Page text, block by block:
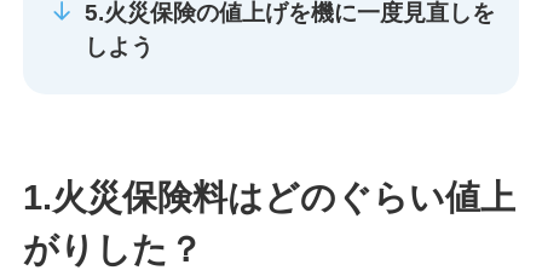
5.火災保険の値上げを機に一度見直しを
しよう
1.火災保険料はどのぐらい値上
がりした？